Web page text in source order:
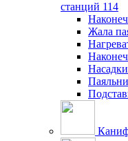
станций 114
Жала